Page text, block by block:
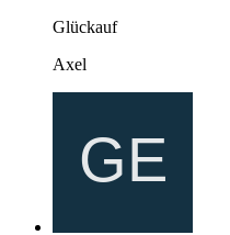
Glückauf
Axel